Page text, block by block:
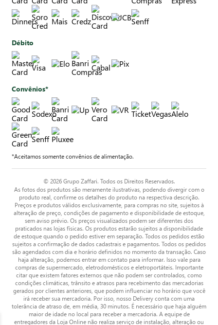
Débito
Convênios*
*Aceitamos somente convênios de alimentação.
© 2026 Grupo Zaffari. Todos os Direitos Reservados.
As fotos dos produtos são meramente ilustrativas, podendo divergir com o
produto real, confirme os detalhes do produto na respectiva descrição.
Preços e produtos válidos exclusivamente, para compras no site, sujeitos à
alteração de preço, condições de pagamento e disponibilidade de estoque,
sem aviso prévio. Os preços visualizados podem ser diferentes dos
praticados nas lojas físicas. Os produtos estarão sujeitos a disponibilidade
de estoque quando o pedido estiver em separação. Todos os pedidos estão
sujeitos a confirmação de dados cadastrais e pagamentos. Todos os pedidos
são agendados com dia e horário definidos no momento da transação. Caso
haja alteração, podemos entrar em contato para informar. Isso vale para
compras de supermercado, eletrodomésticos e eletroportáteis. Importante
citar que existem fatores externos que não podem ser controlados, como
condições climáticas, trânsito e atrasos para recebimento das mercadorias
gerados por clientes anteriores, que podem influenciar no horário que você
irá receber sua mercadoria. Por isso, nosso Delivery conta com uma
tolerância de atraso de, em média, 30 minutos. É necessário que haja alguém
maior de idade no local para receber a mercadoria. A equipe de
entregadores da Loja Online não realiza serviço de instalação, alteração ou